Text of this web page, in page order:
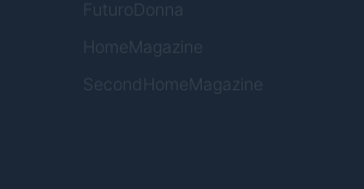
FuturoDonna
HomeMagazine
SecondHomeMagazine